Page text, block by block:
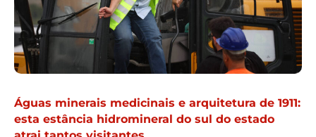
Águas minerais medicinais e arquitetura de 1911:
esta estância hidromineral do sul do estado